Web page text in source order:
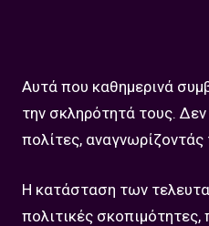
Αυτά που καθημερινά
την σκληρότητά τους.
πολίτες,
Η κατάσταση των
πολιτικές σκοπιμότητες,